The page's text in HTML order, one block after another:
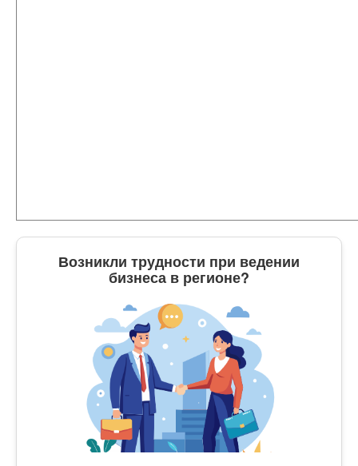
Возникли трудности при ведении
бизнеса в регионе?